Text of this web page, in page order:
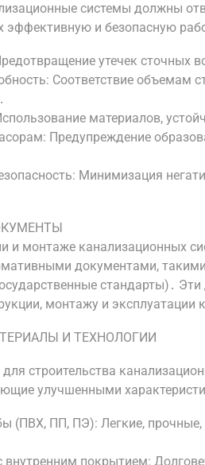
системы должны
эффективную и безопасную
утечек сточных
Соответствие объемам
материалов,
Предупреждение
Минимизация
и монтаже канализационных
документами,
стандарты)․
монтажу и эксплуатации
И ТЕХНОЛОГИИ
строительства
улучшенными
(ПВХ, ПП, ПЭ): Легкие,
внутренним покрытием: